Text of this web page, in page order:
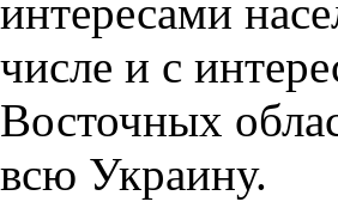
интересами
числе и с
Восточных
всю Украину.